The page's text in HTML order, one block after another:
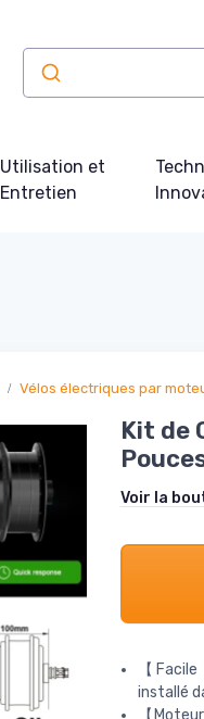
Utilisation et
Entretien
Vélos électriques par
Kit de
Voir la
【
installé
【